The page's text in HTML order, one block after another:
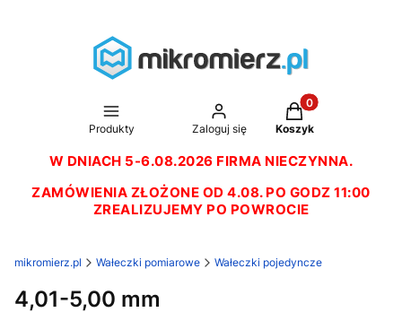
Produkty Zaloguj się
Produkty w
Koszyk
W DNIACH 5-6.08.2026 FIRMA NIECZYNNA.
ZAMÓWIENIA ZŁOŻONE OD 4.08. PO GODZ 11:00
ZREALIZUJEMY PO POWROCIE
mikromierz.pl Wałeczki pomiarowe Wałeczki pojedyncze
4,01-5,00 mm